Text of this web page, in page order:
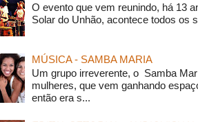
O evento que vem reunindo, há 13
Solar do Unhão, acontece todos os
MÚSICA - SAMBA MARIA
Um grupo irreverente, o Samba
mulheres, que vem ganhando
então era s...